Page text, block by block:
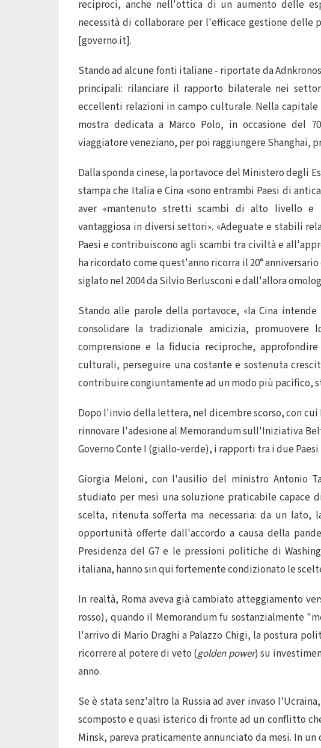
reciproci, anche nell'ottica di un aumento delle
necessità di collaborare per l'efficace gestione
[governo.it].
Stando ad alcune fonti italiane - riportate da
principali: rilanciare il rapporto bilaterale nei
eccellenti relazioni in campo culturale. Nella capitale
mostra dedicata a Marco Polo, in occasione del
viaggiatore veneziano, per poi raggiungere Shanghai,
Dalla sponda cinese, la portavoce del Ministero degli
stampa che Italia e Cina «sono entrambi Paesi di
aver «mantenuto stretti scambi di alto livello e
vantaggiosa in diversi settori». «Adeguate e stabili
Paesi e contribuiscono agli scambi tra civiltà e
ha ricordato come quest'anno ricorra il 20°
siglato nel 2004 da Silvio Berlusconi e dall'allora
Stando alle parole della portavoce, «la Cina
consolidare la tradizionale amicizia,
comprensione e la fiducia reciproche,
culturali, perseguire una costante e sostenuta
contribuire congiuntamente ad un modo più pacifico,
Dopo l'invio della lettera, nel dicembre scorso, con cui
rinnovare l'adesione al Memorandum sull'Iniziativa
Governo Conte I (giallo-verde), i rapporti tra i due
Giorgia Meloni, con l'ausilio del ministro Antonio
studiato per mesi una soluzione praticabile capace
scelta, ritenuta sofferta ma necessaria: da un
opportunità offerte dall'accordo a causa della
Presidenza del G7 e le pressioni politiche di
italiana, hanno sin qui fortemente condizionato le
In realtà, Roma aveva già cambiato atteggiamento
rosso), quando il Memorandum fu sostanzialmente
l'arrivo di Mario Draghi a Palazzo Chigi, la postura
ricorrere al potere di veto (golden power) su
anno.
Se è stata senz'altro la Russia ad aver invaso
scomposto e quasi isterico di fronte ad un conflitto
Minsk, pareva praticamente annunciato da mesi. In